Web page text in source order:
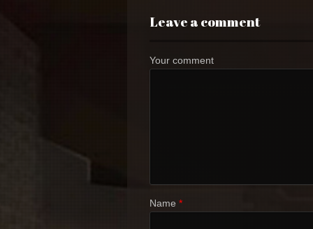
Leave a comment
Your comment
Name *